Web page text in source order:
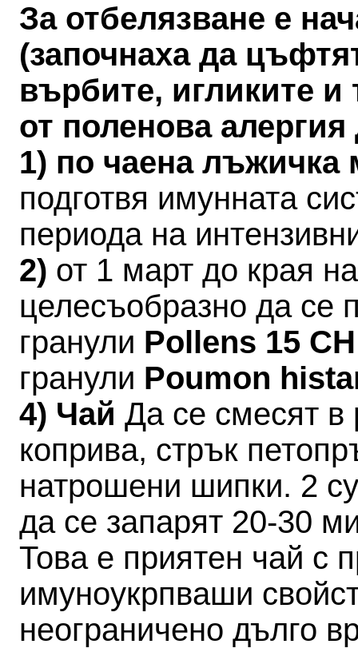
За отбелязване е
(започнаха да
върбите, игликите
от поленова
1) по чаена
подготвя имунната
периода на
2) от 1 март до края
целесъобразно да се
гранули Pollens 15
гранули Poumon
4) Чай Да се смесят в
коприва, стрък
натрошени шипки. 2
да се запарят 20-30
Това е приятен чай с
имуноукрпваши
неограничено дълго